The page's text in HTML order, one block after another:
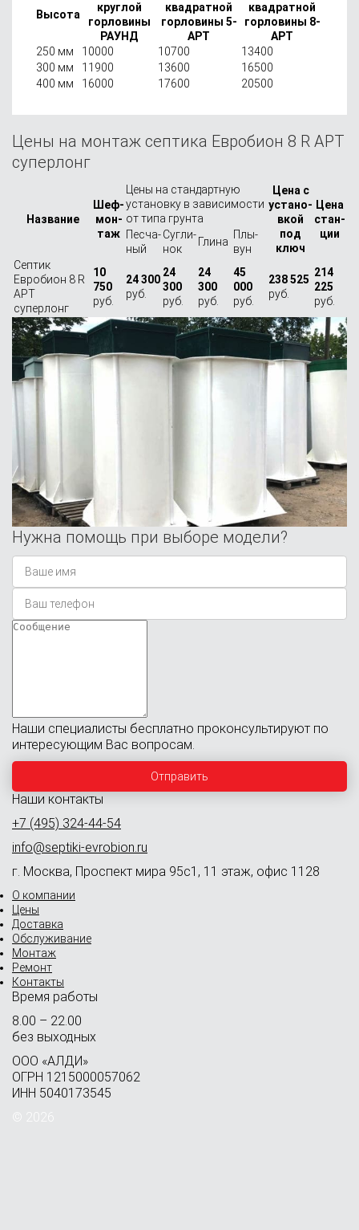
Высота
круглой
горловины
РАУНД
квадратной
горловины 5-
АРТ
квадратной
горловины 8-
АРТ
250 мм
10000 10700
13400
300 мм
11900 13600
16500
400 мм
16000 17600 20500
Цены на монтаж септика Евробион 8 R АРТ
суперлонг
Назва­ние
Шеф-
мон­
таж
Цены на стандартную
установку в зависимости
от типа грунта
Цена с
устано­
вкой
под
ключ
Цена
стан­
ции
Песча­
ный
Сугли­
нок
Глина
Плы­
вун
Септик
Евробион 8 R
АРТ
суперлонг
10
750
руб.
24 300
руб.
24
300
руб.
24
300
руб.
45
000
руб.
238 525
руб.
214
225
руб.
Нужна помощь при выборе модели?
Наши специалисты бесплатно проконсультируют по
интересующим Вас вопросам.
Наши контакты
+7 (495) 324-44-54
info@septiki-evrobion.ru
г. Москва, Проспект мира 95с1, 11 этаж, офис 1128
О компании
Цены
Доставка
Обслуживание
Монтаж
Ремонт
Контакты
Время работы
8.00 – 22.00
без выходных
OOO «АЛДИ»
ОГРН 1215000057062
ИНН 5040173545
© 2026